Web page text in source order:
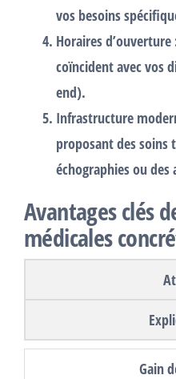
vos besoins
Horaires d’ouverture
coïncident avec vos
end).
Infrastructure
proposant des soins
échographies ou des
Avantages clés
médicales
Gain